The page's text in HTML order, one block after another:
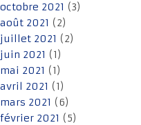
octobre 2021 (3)
août 2021 (2)
juillet 2021 (2)
juin 2021 (1)
mai 2021 (1)
avril 2021 (1)
mars 2021 (6)
février 2021 (5)